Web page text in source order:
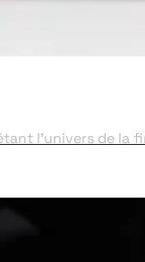
l’univers de la